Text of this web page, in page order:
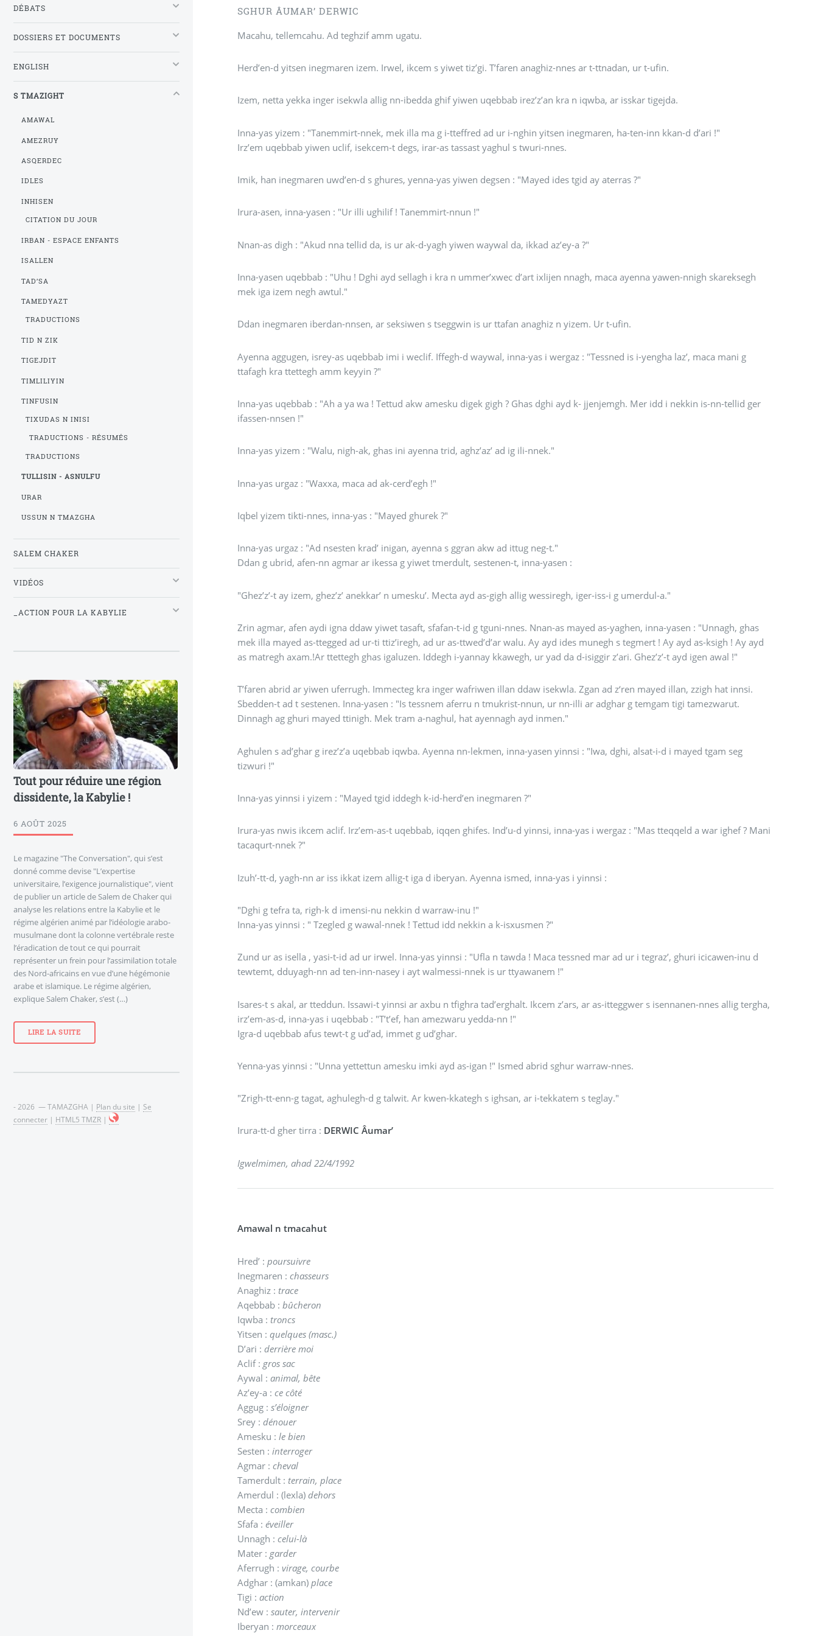
SGHUR ÂUMAR’ DERWIC
Macahu, tellemcahu. Ad teghzif amm ugatu.
Herd’en-d yitsen inegmaren izem. Irwel, ikcem s yiwet tiz’gi. T’faren anaghiz-nnes ar t-ttnadan, ur t-ufin.
Izem, netta yekka inger isekwla allig nn-ibedda ghif yiwen uqebbab irez’z’an kra n iqwba, ar isskar tigejda.
Inna-yas yizem : "Tanemmirt-nnek, mek illa ma g i-tteffred ad ur i-nghin yitsen inegmaren, ha-ten-inn kkan-d d’ari !"
Irz’em uqebbab yiwen uclif, isekcem-t degs, irar-as tassast yaghul s twuri-nnes.
Imik, han inegmaren uwd’en-d s ghures, yenna-yas yiwen degsen : "Mayed ides tgid ay aterras ?"
Irura-asen, inna-yasen : "Ur illi ughilif ! Tanemmirt-nnun !"
Nnan-as digh : "Akud nna tellid da, is ur ak-d-yagh yiwen waywal da, ikkad az’ey-a ?"
Inna-yasen uqebbab : "Uhu ! Dghi ayd sellagh i kra n ummer’xwec d’art ixlijen nnagh, maca ayenna yawen-nnigh skareksegh
mek iga izem negh awtul."
Ddan inegmaren iberdan-nnsen, ar seksiwen s tseggwin is ur ttafan anaghiz n yizem. Ur t-ufin.
Ayenna aggugen, isrey-as uqebbab imi i weclif. Iffegh-d waywal, inna-yas i wergaz : "Tessned is i-yengha laz’, maca mani g
ttafagh kra ttettegh amm keyyin ?"
Inna-yas uqebbab : "Ah a ya wa ! Tettud akw amesku digek gigh ? Ghas dghi ayd k- jjenjemgh. Mer idd i nekkin is-nn-tellid ger
ifassen-nnsen !"
Inna-yas yizem : "Walu, nigh-ak, ghas ini ayenna trid, aghz’az’ ad ig ili-nnek."
Inna-yas urgaz : "Waxxa, maca ad ak-cerd’egh !"
Iqbel yizem tikti-nnes, inna-yas : "Mayed ghurek ?"
Inna-yas urgaz : "Ad nsesten krad’ inigan, ayenna s ggran akw ad ittug neg-t."
Ddan g ubrid, afen-nn agmar ar ikessa g yiwet tmerdult, sestenen-t, inna-yasen :
"Ghez’z’-t ay izem, ghez’z’ anekkar’ n umesku’. Mecta ayd as-gigh allig wessiregh, iger-iss-i g umerdul-a."
Zrin agmar, afen aydi igna ddaw yiwet tasaft, sfafan-t-id g tguni-nnes. Nnan-as mayed as-yaghen, inna-yasen : "Unnagh, ghas
mek illa mayed as-ttegged ad ur-ti ttiz’iregh, ad ur as-ttwed’d’ar walu. Ay ayd ides munegh s tegmert ! Ay ayd as-ksigh ! Ay ayd
as matregh axam.!Ar ttettegh ghas igaluzen. Iddegh i-yannay kkawegh, ur yad da d-isiggir z’ari. Ghez’z’-t ayd igen awal !"
T’faren abrid ar yiwen uferrugh. Immecteg kra inger wafriwen illan ddaw isekwla. Zgan ad z‘ren mayed illan, zzigh hat innsi.
Sbedden-t ad t sestenen. Inna-yasen : "Is tessnem aferru n tmukrist-nnun, ur nn-illi ar adghar g temgam tigi tamezwarut.
Dinnagh ag ghuri mayed ttinigh. Mek tram a-naghul, hat ayennagh ayd inmen."
Aghulen s ad’ghar g irez’z’a uqebbab iqwba. Ayenna nn-lekmen, inna-yasen yinnsi : "Iwa, dghi, alsat-i-d i mayed tgam seg
tizwuri !"
Inna-yas yinnsi i yizem : "Mayed tgid iddegh k-id-herd’en inegmaren ?"
Irura-yas nwis ikcem aclif. Irz’em-as-t uqebbab, iqqen ghifes. Ind’u-d yinnsi, inna-yas i wergaz : "Mas tteqqeld a war ighef ? Mani
tacaqurt-nnek ?"
Izuh’-tt-d, yagh-nn ar iss ikkat izem allig-t iga d iberyan. Ayenna ismed, inna-yas i yinnsi :
"Dghi g tefra ta, righ-k d imensi-nu nekkin d warraw-inu !"
Inna-yas yinnsi : " Tzegled g wawal-nnek ! Tettud idd nekkin a k-isxusmen ?"
Zund ur as isella , yasi-t-id ad ur irwel. Inna-yas yinnsi : "Ufla n tawda ! Maca tessned mar ad ur i tegraz’, ghuri icicawen-inu d
tewtemt, dduyagh-nn ad ten-inn-nasey i ayt walmessi-nnek is ur ttyawanem !"
Isares-t s akal, ar tteddun. Issawi-t yinnsi ar axbu n tfighra tad’erghalt. Ikcem z’ars, ar as-itteggwer s isennanen-nnes allig tergha,
irz’em-as-d, inna-yas i uqebbab : "T’t’ef, han amezwaru yedda-nn !"
Igra-d uqebbab afus tewt-t g ud’ad, immet g ud’ghar.
Yenna-yas yinnsi : "Unna yettettun amesku imki ayd as-igan !" Ismed abrid sghur warraw-nnes.
"Zrigh-tt-enn-g tagat, aghulegh-d g talwit. Ar kwen-kkategh s ighsan, ar i-tekkatem s teglay."
Irura-tt-d gher tirra : DERWIC Âumar’
Igwelmimen, ahad 22/4/1992
Amawal n tmacahut
Hred’ :poursuivre
Inegmaren :chasseurs
Anaghiz : trace
Aqebbab :bûcheron
Iqwba : troncs
Yitsen :quelques (masc.)
D’ari :derrière moi
Aclif :gros sac
Aywal :animal, bête
Az’ey-a :ce côté
Aggug :s’éloigner
Srey :dénouer
Amesku :le bien
Sesten :interroger
Agmar :cheval
Tamerdult : terrain, place
Amerdul : (lexla)dehors
Mecta :combien
Sfafa :éveiller
Unnagh :celui-là
Mater :garder
Aferrugh :virage, courbe
Adghar : (amkan)place
Tigi :action
Nd’ew :sauter, intervenir
Iberyan :morceaux
DÉBATS
DOSSIERS ET DOCUMENTS
ENGLISH
S TMAZIGHT
AMAWAL
AMEZRUY
ASQERDEC
IDLES
INHISEN
CITATION DU JOUR
IRBAN - ESPACE ENFANTS
ISALLEN
TAD’SA
TAMEDYAZT
TRADUCTIONS
TID N ZIK
TIGEJDIT
TIMLILIYIN
TINFUSIN
TIXUDAS N INISI
TRADUCTIONS - RÉSUMÉS
TRADUCTIONS
TULLISIN - ASNULFU
URAR
USSUN N TMAZGHA
SALEM CHAKER
VIDÉOS
_ACTION POUR LA KABYLIE
Tout pour réduire une région
dissidente, la Kabylie !
6 AOÛT 2025
Le magazine "The Conversation", qui s’est
donné comme devise "L’expertise
universitaire, l’exigence journalistique", vient
de publier un article de Salem de Chaker qui
analyse les relations entre la Kabylie et le
régime algérien animé par l’idéologie arabo-
musulmane dont la colonne vertébrale reste
l’éradication de tout ce qui pourrait
représenter un frein pour l’assimilation totale
des Nord-africains en vue d’une hégémonie
arabe et islamique. Le régime algérien,
explique Salem Chaker, s’est (…)
LIRE LA SUITE
- 2026 — TAMAZGHA | Plan du site | Se
connecter | HTML5 TMZR |